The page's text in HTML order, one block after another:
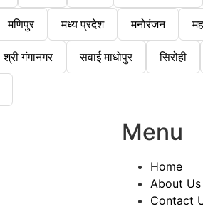
मणिपुर मध्य प्रदेश मनोरंजन
श्री गंगानगर सवाई माधोपुर सिरोही
Menu
Home
About Us
Contact